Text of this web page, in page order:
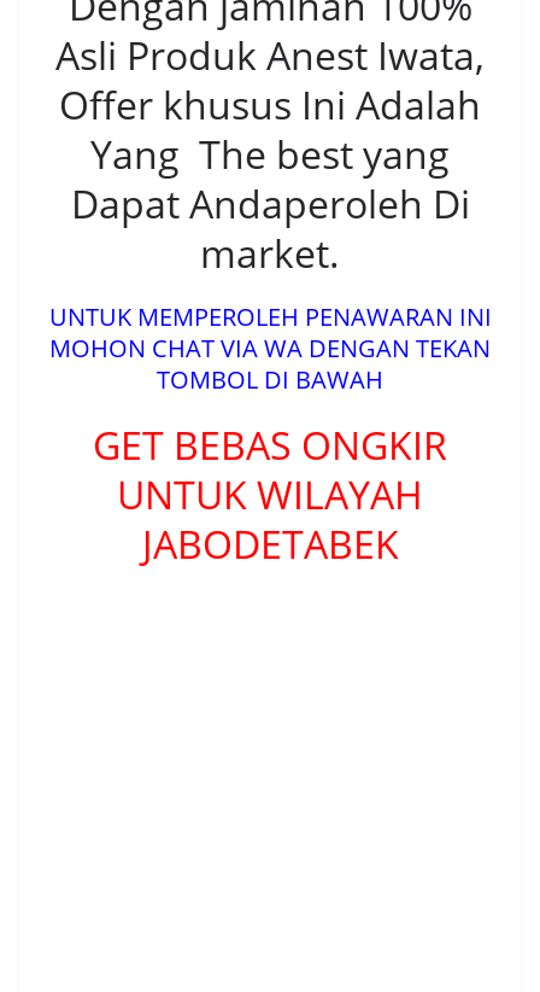
Asli Produk Anest Iwata,
Offer khusus Ini Adalah
Yang The best yang
Dapat Andaperoleh Di
market.
UNTUK MEMPEROLEH PENAWARAN INI
MOHON CHAT VIA WA DENGAN TEKAN
TOMBOL DI BAWAH
GET BEBAS ONGKIR
UNTUK WILAYAH
JABODETABEK